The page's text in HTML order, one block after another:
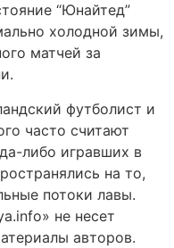
“Юнайтед”
холодной зимы,
матчей за
футболист и
часто считают
либо игравших в
на то,
потоки лавы.
не несет
авторов.